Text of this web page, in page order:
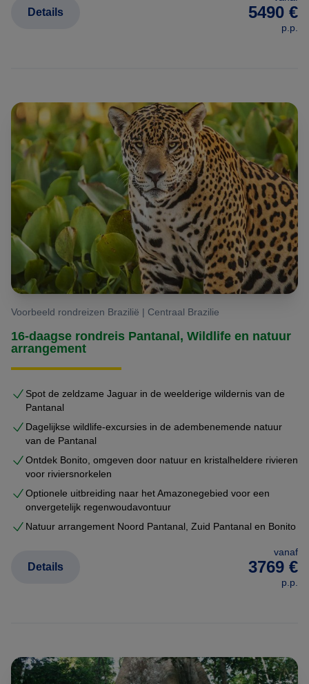
5490 €
p.p.
Details
Voorbeeld rondreizen Brazilië | Centraal Brazilie
16-daagse rondreis Pantanal, Wildlife en natuur
arrangement
Spot de zeldzame Jaguar in de weelderige wildernis van de
Pantanal
Dagelijkse wildlife-excursies in de adembenemende natuur
van de Pantanal
Ontdek Bonito, omgeven door natuur en kristalheldere rivieren
voor riviersnorkelen
Optionele uitbreiding naar het Amazonegebied voor een
onvergetelijk regenwoudavontuur
Natuur arrangement Noord Pantanal, Zuid Pantanal en Bonito
vanaf
3769 €
p.p.
Details